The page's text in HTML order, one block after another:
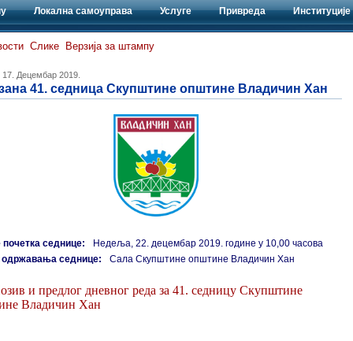
Локална самоуправа Услуге Привреда Институције
Слике Верзија за штампу
17. Децембар 2019.
41. седница Скупштине општине Владичин Хан
седнице:
Недеља, 22. децембар 2019. године у 10,00 часова
одржавања седнице:
Сала Скупштине општине Владичин Хан
и предлог дневног реда за 41. седницу Скупштине
Владичин Хан